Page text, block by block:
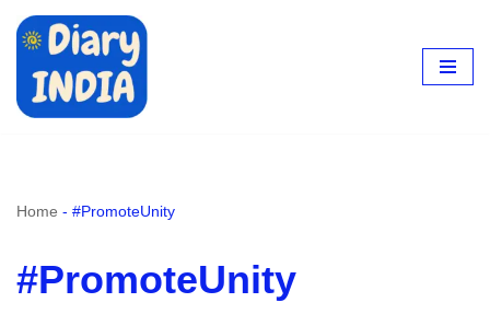
content
Home - #PromoteUnity
#PromoteUnity